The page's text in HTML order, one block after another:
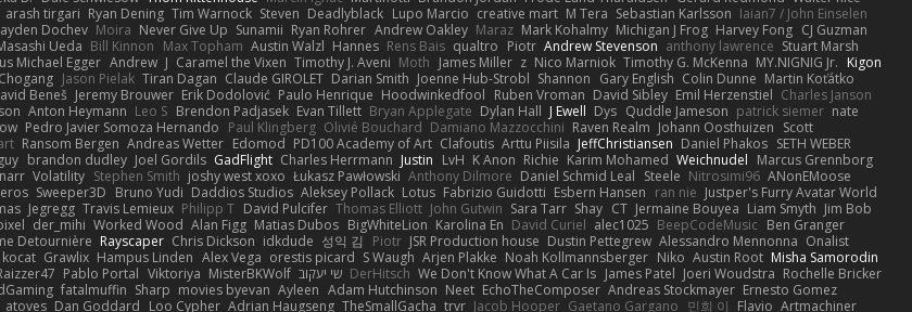
arash tirgari Ryan Dening Tim Warnock Steven Deadlyblack Lupo Marcio creative mart M Tera Sebastian Karlsson Iaian7 / John Einselen
Dochev Moira Never Give Up Sunamii Ryan Rohrer Andrew Oakley Maraz Mark Kohalmy Michigan J Frog Harvey Fong CJ Guzman
Ueda Bill Kinnon Max Topham Austin Walzl Hannes Rens Bais qualtro Piotr Andrew Stevenson anthony lawrence Stuart Marsh
Michael Egger Andrew J Caramel the Vixen Timothy J. Aveni Moth James Miller z Nico Marniok Timothy G. McKenna MY.NIGNIG Jr. Kigon
Chogang Jason Pielak Tiran Dagan Claude GIROLET Darian Smith Joenne Hub-Strobl Shannon Gary English Colin Dunne Martin Koťátko
Beneš Jeremy Brouwer Erik Dodolović Paulo Henrique Hoodwinkedfool Ruben Vroman David Sibley Emil Herzenstiel Charles Janson
Anton Heymann Leo S Brendon Padjasek Evan Tillett Bryan Applegate Dylan Hall J Ewell Dys Quddle Jameson patrick siemer nate
Pedro Javier Somoza Hernando Paul Klingberg Olivié Bouchard Damiano Mazzocchini Raven Realm Johann Oosthuizen Scott
Ransom Bergen Andreas Wetter Edomod PD100 Academy of Art Clafoutis Arttu Piisila JeffChristiansen Daniel Phakos SETH WEBER
brandon dudley Joel Gordils GadFlight Charles Herrmann Justin LvH K Anon Richie Karim Mohamed Weichnudel Marcus Grennborg
Volatility Stephen Smith joshy west xoxo Łukasz Pawłowski Anthony Dilmore Daniel Schmid Leal Steele Nitrosimi96 ANonEMoose
Sweeper3D Bruno Yudi Daddios Studios Aleksey Pollack Lotus Fabrizio Guidotti Esbern Hansen ran nie Justper's Furry Avatar World
Jegregg Travis Lemieux Philipp T David Pulcifer Thomas Elliott John Gutwin Sara Tarr Shay CT Jermaine Bouyea Liam Smyth Jim Bob
der_mihi Worked Wood Alan Figg Matias Dubos BigWhiteLion Karolina En David Curiel alec1025 BeepCodeMusic Ben Granger
Detournière Rayscaper Chris Dickson idkdude 성익 김 Piotr JSR Production house Dustin Pettegrew Alessandro Mennonna Onalist
kocat Grawlix Hampus Linden Alex Vega orestis picard S Waugh Arjen Plakke Noah Kollmannsberger Niko Austin Root Misha Samorodin
Pablo Portal Viktoriya MisterBKWolf שי יעקוב DerHitsch We Don't Know What A Car Is James Patel Joeri Woudstra Rochelle Bricker
fatalmuffin Sharp movies byevan Ayleen Adam Hutchinson Neet EchoTheComposer Andreas Stockmayer Ernesto Gomez
atoves Dan Goddard Loo Cypher Adrian Haugseng TheSmallGacha trvr Jacob Hooper Gaetano Gargano 민희 이 Flavio Artmachiner